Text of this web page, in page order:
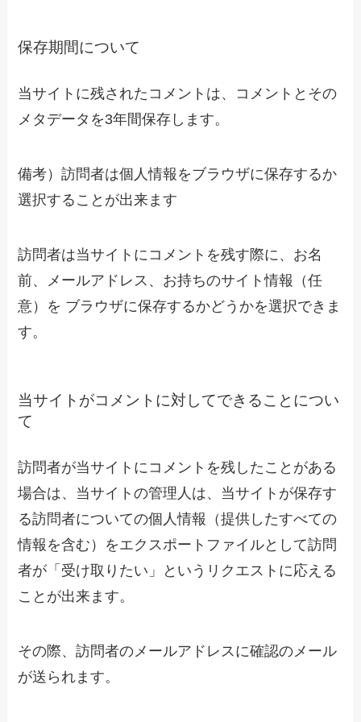
保存期間について
当サイトに残されたコメントは、コメントとその
メタデータを3年間保存します。
備考）訪問者は個人情報をブラウザに保存するか
選択することが出来ます
訪問者は当サイトにコメントを残す際に、お名
前、メールアドレス、お持ちのサイト情報（任
意）を ブラウザに保存するかどうかを選択できま
す。
当サイトがコメントに対してできることについ
て
訪問者が当サイトにコメントを残したことがある
場合は、当サイトの管理人は、当サイトが保存す
る訪問者についての個人情報（提供したすべての
情報を含む）をエクスポートファイルとして訪問
者が「受け取りたい」というリクエストに応える
ことが出来ます。
その際、訪問者のメールアドレスに確認のメール
が送られます。